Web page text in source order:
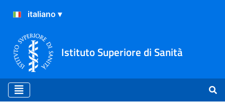
Istituto Superiore di Sanità